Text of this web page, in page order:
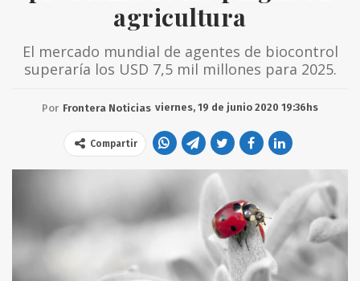
agricultura
El mercado mundial de agentes de biocontrol
superaría los USD 7,5 mil millones para 2025.
Por Frontera Noticias viernes, 19 de junio 2020 19:36hs
Compartir